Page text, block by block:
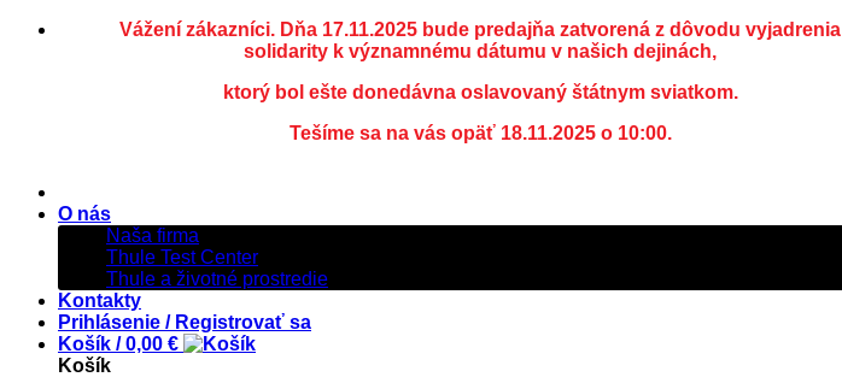
Vážení zákazníci. Dňa 17.11.2025 bude predajňa zatvorená z dôvodu vyjadrenia
solidarity k významnému dátumu v našich dejinách,
ktorý bol ešte donedávna oslavovaný štátnym sviatkom.
Tešíme sa na vás opäť 18.11.2025 o 10:00.
O nás
Naša firma
Thule Test Center
Thule a životné prostredie
Kontakty
Prihlásenie / Registrovať sa
Košík /0,00 €
Košík